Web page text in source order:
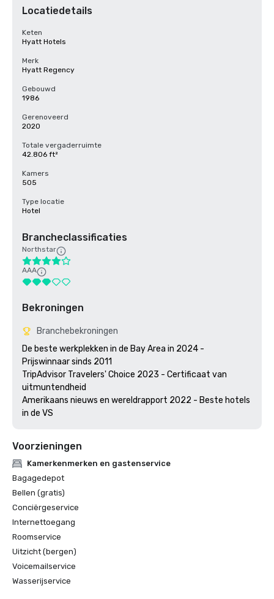
Locatiedetails
Keten
Hyatt Hotels
Merk
Hyatt Regency
Gebouwd
1986
Gerenoveerd
2020
Totale vergaderruimte
42.806 ft²
Kamers
505
Type locatie
Hotel
Brancheclassificaties
Northstar
AAA
Bekroningen
Branchebekroningen
De beste werkplekken in de Bay Area in 2024 -
Prijswinnaar sinds 2011
TripAdvisor Travelers' Choice 2023 - Certificaat van
uitmuntendheid
Amerikaans nieuws en wereldrapport 2022 - Beste hotels
in de VS
Voorzieningen
Kamerkenmerken en gastenservice
Bagagedepot
Bellen (gratis)
Conciërgeservice
Internettoegang
Roomservice
Uitzicht (bergen)
Voicemailservice
Wasserijservice